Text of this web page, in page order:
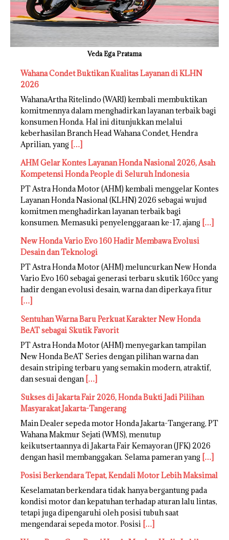
Veda Ega Pratama
Wahana Condet Buktikan Kualitas Layanan di KLHN
2026
WahanaArtha Ritelindo (WARI) kembali membuktikan
komitmennya dalam menghadirkan layanan terbaik bagi
konsumen Honda. Hal ini ditunjukkan melalui
keberhasilan Branch Head Wahana Condet, Hendra
Aprilian, yang […]
AHM Gelar Kontes Layanan Honda Nasional 2026, Asah
Kompetensi Honda People di Seluruh Indonesia
PT Astra Honda Motor (AHM) kembali menggelar Kontes
Layanan Honda Nasional (KLHN) 2026 sebagai wujud
komitmen menghadirkan layanan terbaik bagi
konsumen. Memasuki penyelenggaraan ke-17, ajang […]
New Honda Vario Evo 160 Hadir Membawa Evolusi
Desain dan Teknologi
PT Astra Honda Motor (AHM) meluncurkan New Honda
Vario Evo 160 sebagai generasi terbaru skutik 160cc yang
hadir dengan evolusi desain, warna dan diperkaya fitur
[…]
Sentuhan Warna Baru Perkuat Karakter New Honda
BeAT sebagai Skutik Favorit
PT Astra Honda Motor (AHM) menyegarkan tampilan
New Honda BeAT Series dengan pilihan warna dan
desain striping terbaru yang semakin modern, atraktif,
dan sesuai dengan […]
Sukses di Jakarta Fair 2026, Honda Bukti Jadi Pilihan
Masyarakat Jakarta-Tangerang
Main Dealer sepeda motor Honda Jakarta-Tangerang, PT
Wahana Makmur Sejati (WMS), menutup
keikutsertaannya di Jakarta Fair Kemayoran (JFK) 2026
dengan hasil membanggakan. Selama pameran yang […]
Posisi Berkendara Tepat, Kendali Motor Lebih Maksimal
Keselamatan berkendara tidak hanya bergantung pada
kondisi motor dan kepatuhan terhadap aturan lalu lintas,
tetapi juga dipengaruhi oleh posisi tubuh saat
mengendarai sepeda motor. Posisi […]